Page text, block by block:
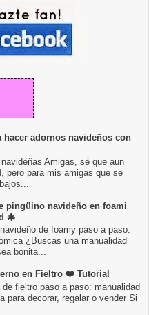
hacer adornos navideños con
Amigas, sé que aun
pero para mis amigas que se
pingüino navideño en foami
🎄
de foamy paso a paso:
¿Buscas una manualidad
bonita...
en Fieltro ❤️ Tutorial
fieltro paso a paso: manualidad
para decorar, regalar o vender Si